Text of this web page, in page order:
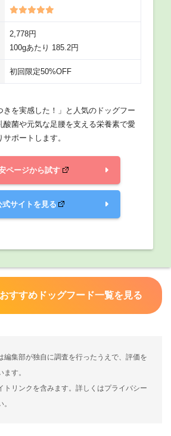
2,778円
100gあたり 185.2円
初回限定50%OFF
きを実感した！」と人気のドッグフー
酸菌や元気な足腰を支える栄養素で愛
ポートします。
ページから試す
式サイトを見る
すすめドッグフード一覧を見る
編集部が独自に調査を行ったうえで、評価を
す。
トリンクを含みます。詳しくはプライバシー